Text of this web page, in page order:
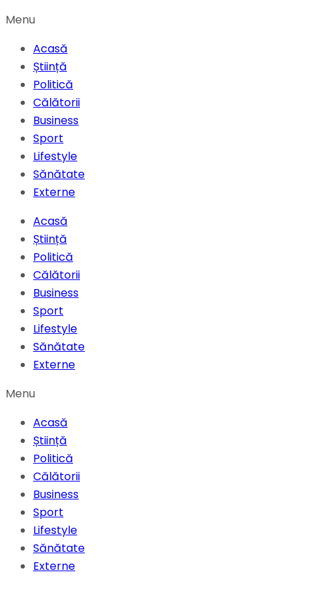
Menu
Acasă
Știință
Politică
Călătorii
Business
Sport
Lifestyle
Sănătate
Externe
Acasă
Știință
Politică
Călătorii
Business
Sport
Lifestyle
Sănătate
Externe
Menu
Acasă
Știință
Politică
Călătorii
Business
Sport
Lifestyle
Sănătate
Externe